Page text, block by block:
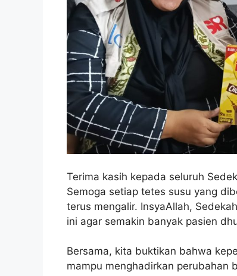
Terima kasih kepada seluruh
Semoga setiap tetes susu yang
terus mengalir. InsyaAllah,
ini agar semakin banyak pasien
Bersama, kita buktikan bahwa
mampu menghadirkan perubahan